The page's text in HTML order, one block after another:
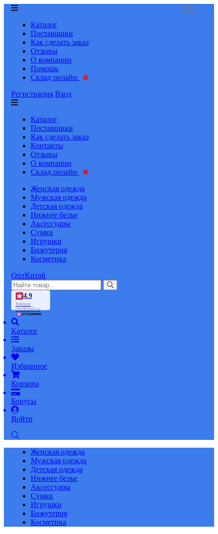
Каталог
Поставщики
Как сделать заказ
Отзывы
О компании
Помощь
Склад онлайн
Регистрация Вход
Каталог
Поставщики
Как сделать заказ
Контакты
Отзывы
О компании
Склад онлайн
Женская одежда
Мужская одежда
Детская одежда
Нижнее белье
Аксессуары
Сумки
Игрушки
Бижутерия
Косметика
ОптКитай
4.9
Рейтинг
ОптКитай на
Каталог
Заказы
Избранное
Корзина
Бонусы
Войти
Женская одежда
Мужская одежда
Детская одежда
Нижнее белье
Аксессуары
Сумки
Игрушки
Бижутерия
Косметика